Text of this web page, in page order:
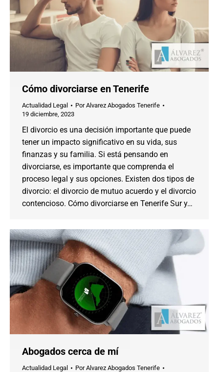
Cómo divorciarse en Tenerife
Actualidad Legal PorAlvarez Abogados Tenerife
19 diciembre, 2023
El divorcio es una decisión importante que puede
tener un impacto significativo en su vida, sus
finanzas y su familia. Si está pensando en
divorciarse, es importante que comprenda el
proceso legal y sus opciones. Existen dos tipos de
divorcio: el divorcio de mutuo acuerdo y el divorcio
contencioso. Cómo divorciarse en Tenerife Sur y…
Abogados cerca de mí
Actualidad Legal PorAlvarez Abogados Tenerife